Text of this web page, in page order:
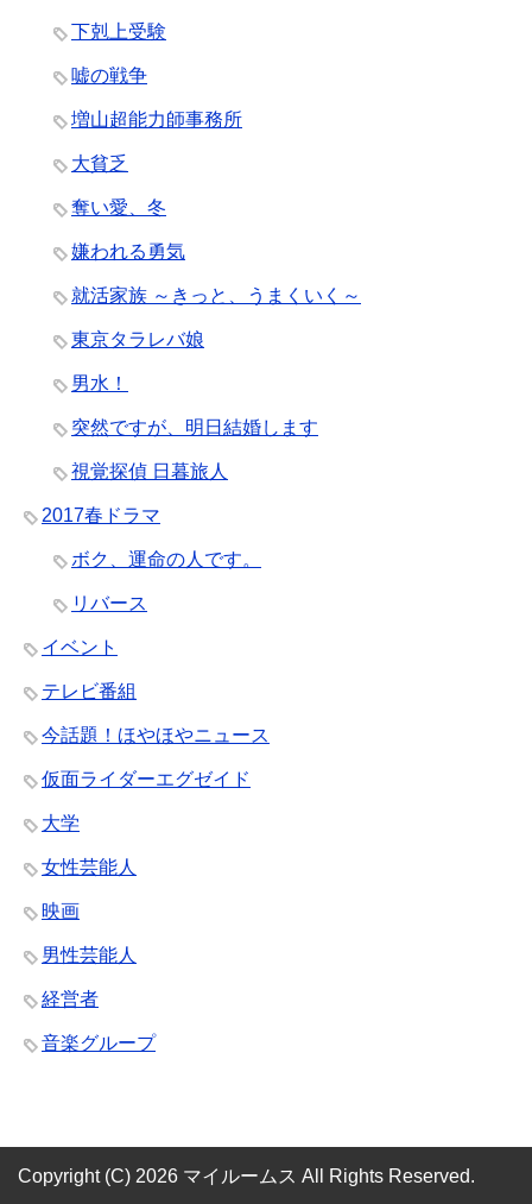
下剋上受験
嘘の戦争
増山超能力師事務所
大貧乏
奪い愛、冬
嫌われる勇気
就活家族 ～きっと、うまくいく～
東京タラレバ娘
男水！
突然ですが、明日結婚します
視覚探偵 日暮旅人
2017春ドラマ
ボク、運命の人です。
リバース
イベント
テレビ番組
今話題！ほやほやニュース
仮面ライダーエグゼイド
大学
女性芸能人
映画
男性芸能人
経営者
音楽グループ
Copyright (C) 2026 マイルームス All Rights Reserved.